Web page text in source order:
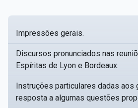
Impressões gerais.
Discursos pronunciados nas
Espíritas de Lyon e Bordeaux.
Instruções particulares dadas aos
resposta a algumas questões